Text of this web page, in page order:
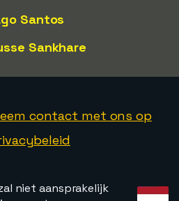
Santos
Sankhare
contact met ons op
niet aansprakelijk